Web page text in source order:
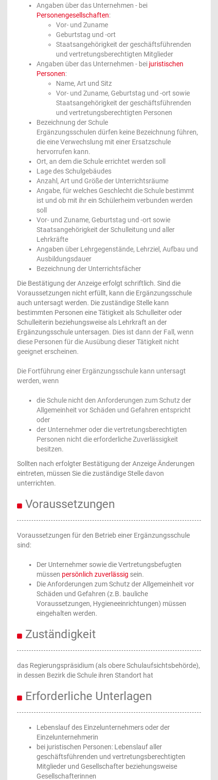
Angaben über das Unternehmen - bei
Personengesellschaften:
Vor- und Zuname
Geburtstag und -ort
Staatsangehörigkeit der geschäftsführenden
und vertretungsberechtigten Mitglieder
Angaben über das Unternehmen - bei juristischen
Personen:
Name, Art und Sitz
Vor- und Zuname, Geburtstag und -ort sowie
Staatsangehörigkeit der geschäftsführenden
und vertretungsberechtigten Personen
Bezeichnung der Schule
Ergänzungsschulen dürfen keine Bezeichnung führen,
die eine Verwechslung mit einer Ersatzschule
hervorrufen kann.
Ort, an dem die Schule errichtet werden soll
Lage des Schulgebäudes
Anzahl, Art und Größe der Unterrichtsräume
Angabe, für welches Geschlecht die Schule bestimmt
ist und ob mit ihr ein Schülerheim verbunden werden
soll
Vor- und Zuname, Geburtstag und -ort sowie
Staatsangehörigkeit der Schulleitung und aller
Lehrkräfte
Angaben über Lehrgegenstände, Lehrziel, Aufbau und
Ausbildungsdauer
Bezeichnung der Unterrichtsfächer
Die Bestätigung der Anzeige erfolgt schriftlich. Sind die
Voraussetzungen nicht erfüllt, kann die Ergänzungsschule
auch untersagt werden. Die zuständige Stelle kann
bestimmten Personen eine Tätigkeit als Schulleiter oder
Schulleiterin beziehungsweise als Lehrkraft an der
Ergänzungsschule untersagen. Dies ist dann der Fall, wenn
diese Personen für die Ausübung dieser Tätigkeit nicht
geeignet erscheinen.
Die Fortführung einer Ergänzungsschule kann untersagt
werden, wenn
die Schule nicht den Anforderungen zum Schutz der
Allgemeinheit vor Schäden und Gefahren entspricht
oder
der Unternehmer oder die vertretungsberechtigten
Personen nicht die erforderliche Zuverlässigkeit
besitzen.
Sollten nach erfolgter Bestätigung der Anzeige Änderungen
eintreten, müssen Sie die zuständige Stelle davon
unterrichten.
Voraussetzungen
Voraussetzungen für den Betrieb einer Ergänzungsschule
sind:
Der Unternehmer sowie die Vertretungsbefugten
müssen persönlich zuverlässig sein.
Die Anforderungen zum Schutz der Allgemeinheit vor
Schäden und Gefahren (z.B. bauliche
Voraussetzungen, Hygieneeinrichtungen) müssen
eingehalten werden.
Zuständigkeit
das Regierungspräsidium (als obere Schulaufsichtsbehörde),
in dessen Bezirk die Schule ihren Standort hat
Erforderliche Unterlagen
Lebenslauf des Einzelunternehmers oder der
Einzelunternehmerin
bei juristischen Personen: Lebenslauf aller
geschäftsführenden und vertretungsberechtigten
Mitglieder und Gesellschafter beziehungsweise
Gesellschafterinnen